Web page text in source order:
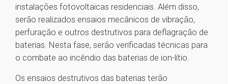
instalações fotovoltaicas residenciais. Além disso,
serão realizados ensaios mecânicos de vibração,
perfuração e outros destrutivos para deflagração de
baterias. Nesta fase, serão verificadas técnicas para
o combate ao incêndio das baterias de ion-lítio.
Os ensaios destrutivos das baterias terão